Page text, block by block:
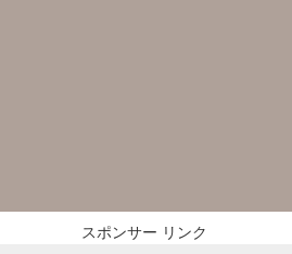
スポンサー リンク